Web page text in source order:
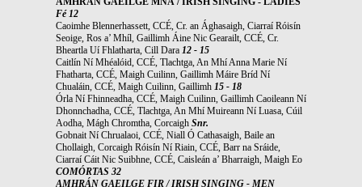
Fé 12
Caoimhe Blennerhassett, CCÉ, Cr. an Ághasaigh, Ciarraí Róisín
Seoige, Ros a’ Mhíl, Gaillimh Áine Nic Gearailt, CCÉ, Cr.
Bheartla Uí Fhlatharta, Cill Dara 12 - 15
Caitlín Ní Mhéalóid, CCÉ, Tlachtga, An Mhí Anna Marie Ní
Fhatharta, CCÉ, Maigh Cuilinn, Gaillimh Máire Bríd Ní
Chualáin, CCÉ, Maigh Cuilinn, Gaillimh 15 - 18
Órla Ní Fhinneadha, CCÉ, Maigh Cuilinn, Gaillimh Caoileann Ní
Dhonnchadha, CCÉ, Tlachtga, An Mhí Muireann Ní Luasa, Cúil
Aodha, Mágh Chromtha, Corcaigh Snr.
Gobnait Ní Chrualaoi, CCÉ, Niall Ó Cathasaigh, Baile an
Chollaigh, Corcaigh Róisín Ní Riain, CCÉ, Barr na Sráide,
Ciarraí Cáit Nic Suibhne, CCÉ, Caisleán a’ Bharraigh, Maigh Eo
COMÓRTAS 32
AMHRÁN GAEILGE FIR / IRISH SINGING - MEN